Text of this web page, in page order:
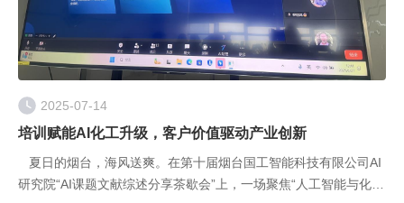
2025-07-14
培训赋能AI化工升级，客户价值驱动产业创新
夏日的烟台，海风送爽。在第十届烟台国工智能科技有限公司AI
研究院“AI课题文献综述分享茶歇会”上，一场聚焦“人工智能与化工